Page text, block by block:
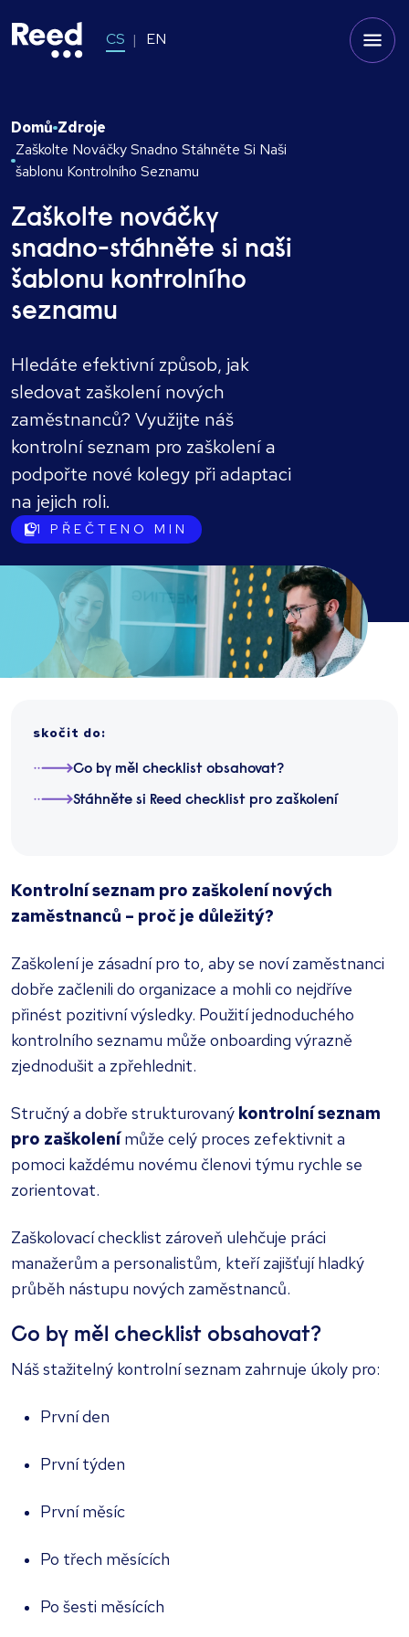
CS EN
Domů Zdroje
Zaškolte Nováčky Snadno Stáhněte Si Naši
šablonu Kontrolního Seznamu
Zaškolte nováčky
snadno-stáhněte si naši
šablonu kontrolního
seznamu
Hledáte efektivní způsob, jak
sledovat zaškolení nových
zaměstnanců? Využijte náš
kontrolní seznam pro zaškolení a
podpořte nové kolegy při adaptaci
na jejich roli.
1 PŘEČTENO MIN
skočit do:
Co by měl checklist obsahovat?
Stáhněte si Reed checklist pro zaškolení
Kontrolní seznam pro zaškolení nových
zaměstnanců – proč je důležitý?
Zaškolení je zásadní pro to, aby se noví zaměstnanci
dobře začlenili do organizace a mohli co nejdříve
přinést pozitivní výsledky. Použití jednoduchého
kontrolního seznamu může onboarding výrazně
zjednodušit a zpřehlednit.
Stručný a dobře strukturovaný kontrolní seznam
pro zaškolenímůže celý proces zefektivnit a
pomoci každému novému členovi týmu rychle se
zorientovat.
Zaškolovací checklist zároveň ulehčuje práci
manažerům a personalistům, kteří zajišťují hladký
průběh nástupu nových zaměstnanců.
Co by měl checklist obsahovat?
Náš stažitelný kontrolní seznam zahrnuje úkoly pro:
První den
První týden
První měsíc
Po třech měsících
Po šesti měsících